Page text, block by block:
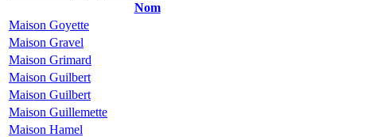
Nom
Maison Goyette
Maison Gravel
Maison Grimard
Maison Guilbert
Maison Guilbert
Maison Guillemette
Maison Hamel